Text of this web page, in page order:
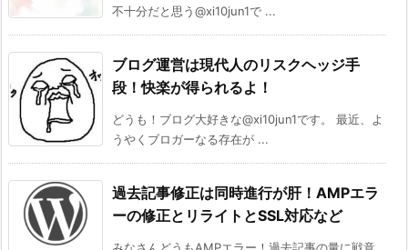
不十分だと思う@xi10jun1で ...
ブログ運営は現代人のリスクヘッジ手
段！快楽が得られるよ！
どうも！ブログ大好きな@xi10jun1です。 最近、よ
うやくブロガーなる存在が ...
過去記事修正は同時進行が肝！AMPエラ
ーの修正とリライトとSSL対応など